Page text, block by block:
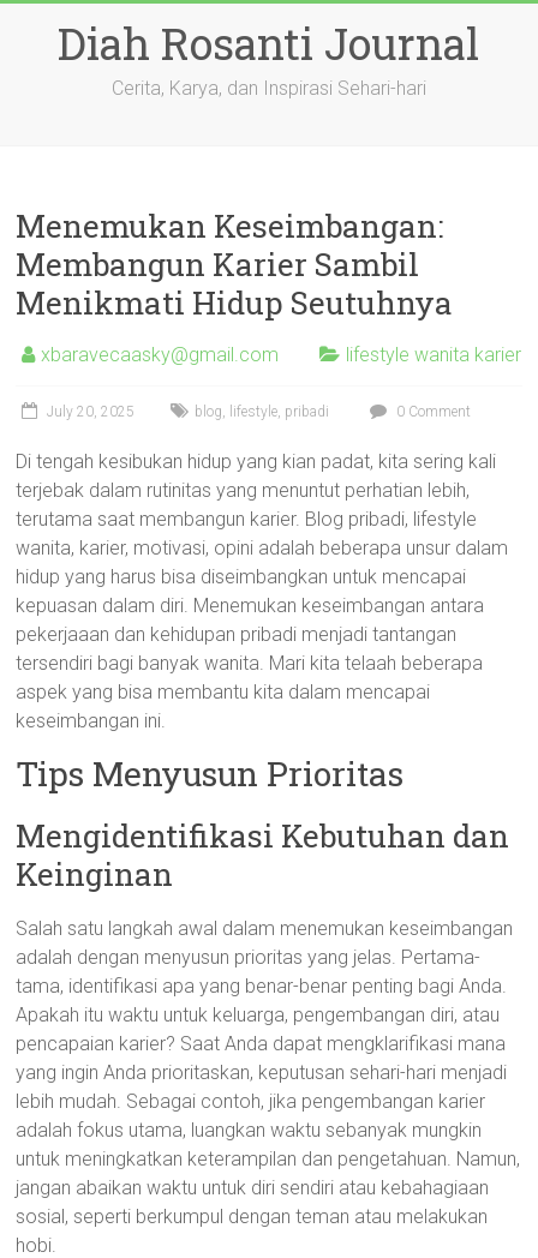
contentDiah Rosanti Journal
Cerita, Karya, dan Inspirasi Sehari-hari
Menemukan Keseimbangan:
Membangun Karier Sambil
Menikmati Hidup Seutuhnya
xbaravecaasky@gmail.com lifestyle wanita karier
July 20, 2025 blog, lifestyle, pribadi 0 Comment
Di tengah kesibukan hidup yang kian padat, kita sering kali
terjebak dalam rutinitas yang menuntut perhatian lebih,
terutama saat membangun karier. Blog pribadi, lifestyle
wanita, karier, motivasi, opini adalah beberapa unsur dalam
hidup yang harus bisa diseimbangkan untuk mencapai
kepuasan dalam diri. Menemukan keseimbangan antara
pekerjaaan dan kehidupan pribadi menjadi tantangan
tersendiri bagi banyak wanita. Mari kita telaah beberapa
aspek yang bisa membantu kita dalam mencapai
keseimbangan ini.
Tips Menyusun Prioritas
Mengidentifikasi Kebutuhan dan
Keinginan
Salah satu langkah awal dalam menemukan keseimbangan
adalah dengan menyusun prioritas yang jelas. Pertama-
tama, identifikasi apa yang benar-benar penting bagi Anda.
Apakah itu waktu untuk keluarga, pengembangan diri, atau
pencapaian karier? Saat Anda dapat mengklarifikasi mana
yang ingin Anda prioritaskan, keputusan sehari-hari menjadi
lebih mudah. Sebagai contoh, jika pengembangan karier
adalah fokus utama, luangkan waktu sebanyak mungkin
untuk meningkatkan keterampilan dan pengetahuan. Namun,
jangan abaikan waktu untuk diri sendiri atau kebahagiaan
sosial, seperti berkumpul dengan teman atau melakukan
hobi.